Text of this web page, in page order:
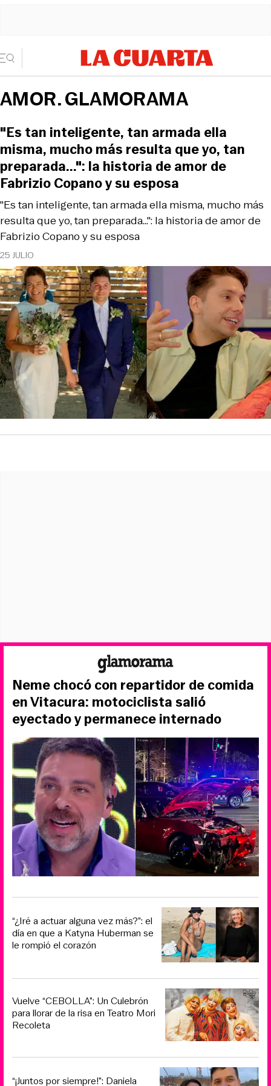
AMOR. GLAMORAMA
25 JULIO
"Es tan inteligente, tan armada ella misma, mucho más
resulta que yo, tan preparada...": la historia de amor de
Fabrizio Copano y su esposa
"Es tan inteligente, tan armada ella
misma, mucho más resulta que yo, tan
preparada...": la historia de amor de
Fabrizio Copano y su esposa
Neme chocó con repartidor de comida
en Vitacura: motociclista salió
eyectado y permanece internado
“¿Iré a actuar alguna vez más?”: el
día en que a Katyna Huberman se
le rompió el corazón
Vuelve “CEBOLLA”: Un Culebrón
para llorar de la risa en Teatro Mori
Recoleta
“¡Juntos por siempre!”: Daniela